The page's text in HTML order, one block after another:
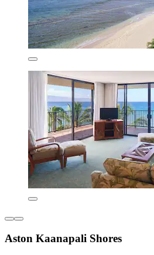
Aston Kaanapali Shores